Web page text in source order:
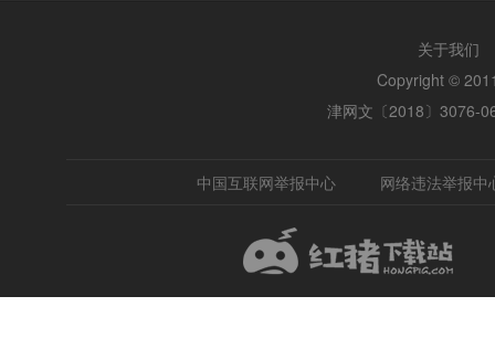
关于我们
Copyright ©
津网文〔2018〕3076-
中国互联网举报中心 网络违法举报中